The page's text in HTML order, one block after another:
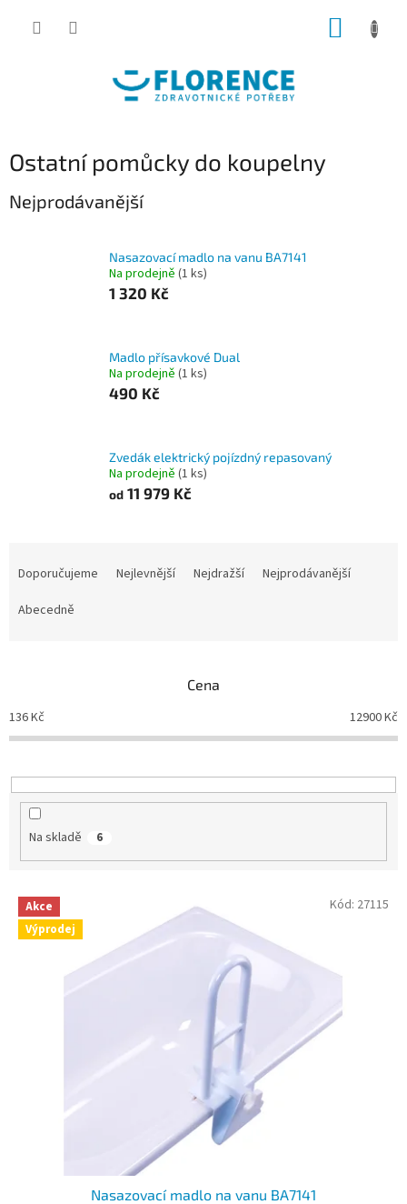
Ostatní pomůcky do koupelny
Nejprodávanější
Nasazovací madlo na vanu BA7141
Na prodejně (1 ks)
1 320 Kč
Madlo přísavkové Dual
Na prodejně (1 ks)
490 Kč
Zvedák elektrický pojízdný repasovaný
Na prodejně (1 ks)
od 11 979 Kč
o
d
k
t
Doporučujeme Nejlevnější Nejdražší
Nejprodávanější
Abecedně
Cena
136Kč 12900Kč
Na skladě 6
V
p
Akce
Výprodej
Nasazovací madlo na vanu BA7141
Kód: 27115